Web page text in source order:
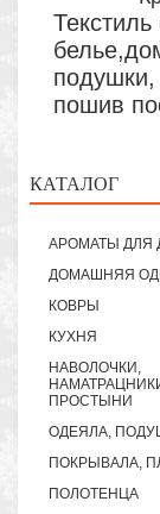
пошив
КАТАЛОГ
АРОМАТЫ ДЛЯ
ДОМАШНЯЯ
КОВРЫ
КУХНЯ
НАВОЛОЧКИ,
ПРОСТЫНИ
ОДЕЯЛА,
ПОКРЫВАЛА,
ПОЛОТЕНЦА